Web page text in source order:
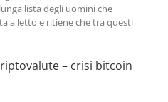
lista degli uomini che
a letto e ritiene che tra questi
– crisi bitcoin